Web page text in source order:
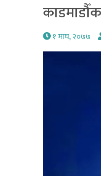
१ माघ, २०७७